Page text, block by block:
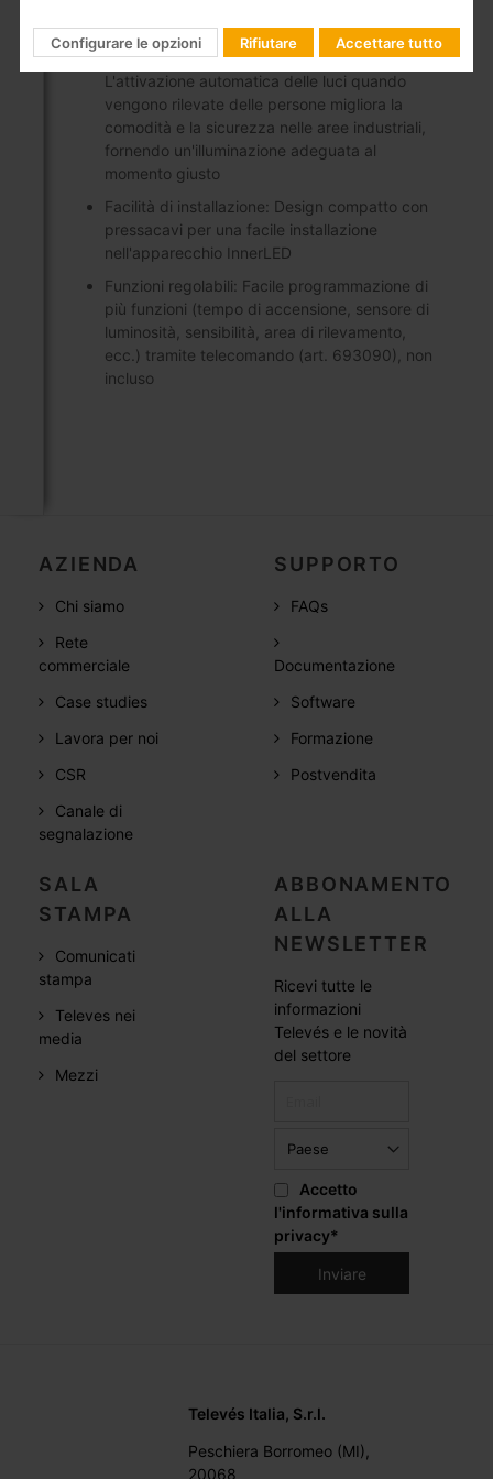
alcun movimento
Maggiore sicurezza e convenienza:
L'attivazione automatica delle luci quando
vengono rilevate delle persone migliora la
comodità e la sicurezza nelle aree industriali,
fornendo un'illuminazione adeguata al
momento giusto
Facilità di installazione: Design compatto con
pressacavi per una facile installazione
nell'apparecchio InnerLED
Funzioni regolabili: Facile programmazione di
più funzioni (tempo di accensione, sensore di
luminosità, sensibilità, area di rilevamento,
ecc.) tramite telecomando (art. 693090), non
incluso
AZIENDA
Chi siamo
Rete
commerciale
Case studies
Lavora per noi
CSR
Canale di
segnalazione
SUPPORTO
FAQs
Documentazione
Software
Formazione
Postvendita
SALA
STAMPA
Comunicati
stampa
Televes nei
media
Mezzi
ABBONAMENTO
ALLA
NEWSLETTER
Ricevi tutte le
informazioni
Televés e le novità
del settore
Accetto
l'informativa sulla
privacy*
Televés Italia, S.r.l.
Peschiera Borromeo (MI),
20068
Configurare le opzioni Rifiutare Accettare tutto